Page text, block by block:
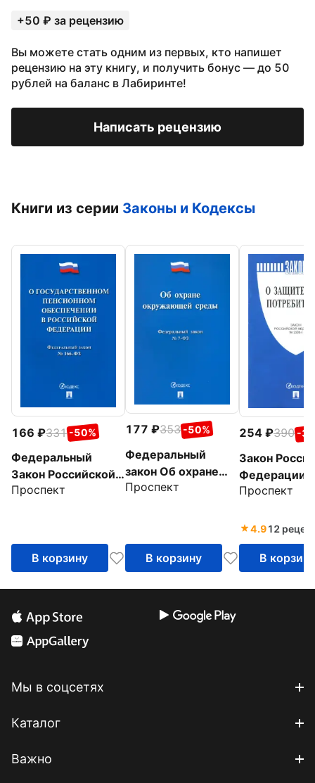
+50 ₽ за рецензию
Вы можете стать одним из первых, кто напишет
рецензию на эту книгу, и получить бонус — до 50
рублей на баланс в Лабиринте!
Написать рецензию
Книги из серии Законы и Кодексы
166 331 -50%
Федеральный
Закон Российской
Федерации О
обеспечении №
166-ФЗ
Проспект
В корзину
177 353 -50%
Федеральный
закон Об охране
окружающей
Проспект
В корзину
254 390 -
Закон
Федерации
защите прав
Проспект
4.912
В корзину
Мы в соцсетях
Каталог
Важно